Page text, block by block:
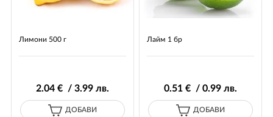
Лимони 500 г
2.04€ / 3.99лв.
ДОБАВИ
Лайм 1 бр
0.51 € / 0.99 лв.
ДОБАВИ